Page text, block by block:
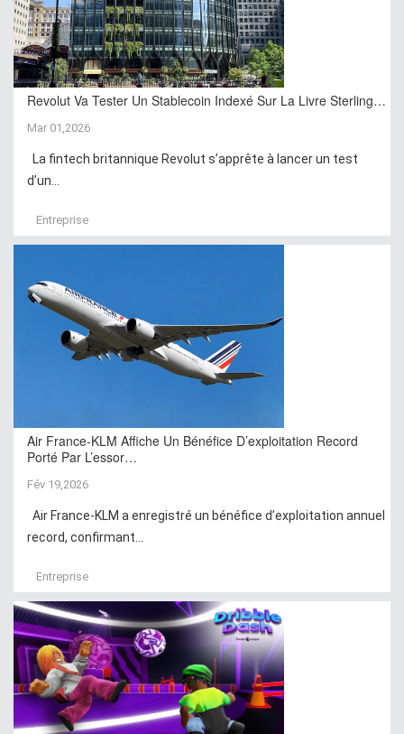
Revolut Va Tester Un Stablecoin Indexé Sur La Livre Sterling…
Mar 01,2026
La fintech britannique Revolut s’apprête à lancer un test
d’un...
Entreprise
Air France-KLM Affiche Un Bénéfice D’exploitation Record
Porté Par L’essor…
Fév 19,2026
Air France-KLM a enregistré un bénéfice d’exploitation annuel
record, confirmant...
Entreprise